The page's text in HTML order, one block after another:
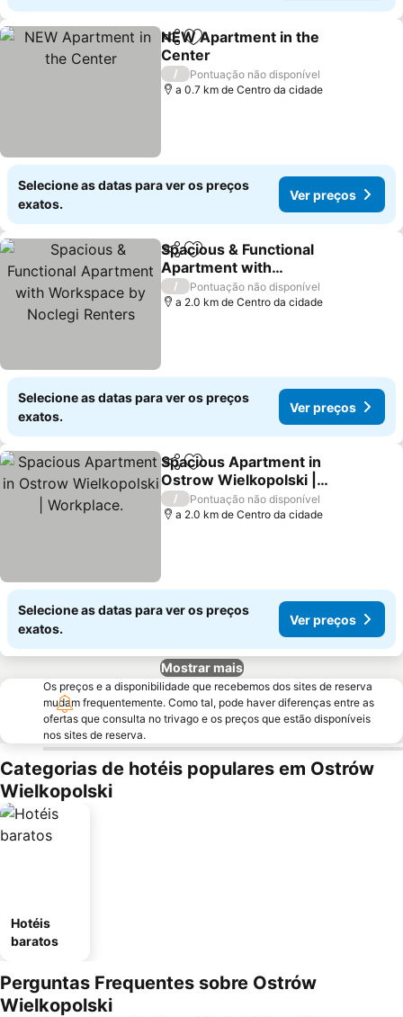
PartilharAdicionar aos favoritos
NEW Apartment in the
Center
Ver preços
/
Pontuação não disponível
a 0.7 km de Centro da cidade
Selecione as datas para ver os preços
exatos.
Ver preços
PartilharAdicionar aos favoritos
Spacious & Functional
Apartment with
Workspace by Noclegi
Renters
Ver preços
/
Pontuação não disponível
a 2.0 km de Centro da cidade
Selecione as datas para ver os preços
exatos.
Ver preços
PartilharAdicionar aos favoritos
Spacious Apartment in
Ostrow Wielkopolski |
Workplace.
Ver preços
/
Pontuação não disponível
a 2.0 km de Centro da cidade
Selecione as datas para ver os preços
exatos.
Ver preços
Mostrar mais
Os preços e a disponibilidade que recebemos dos sites de reserva
mudam frequentemente. Como tal, pode haver diferenças entre as
ofertas que consulta no trivago e os preços que estão disponíveis
nos sites de reserva.
Categorias de hotéis populares em Ostrów
Wielkopolski
Hotéis
baratos
Perguntas Frequentes sobre Ostrów
Wielkopolski